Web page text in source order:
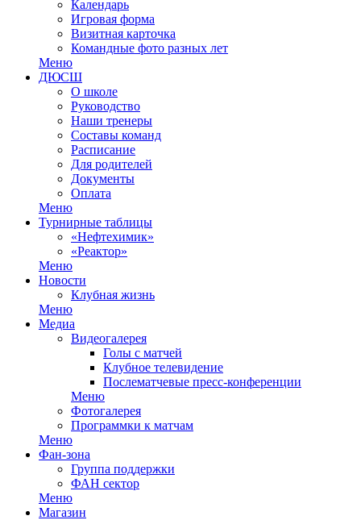
Календарь
Игровая форма
Визитная карточка
Командные фото разных лет
Меню
ДЮСШ
О школе
Руководство
Наши тренеры
Составы команд
Расписание
Для родителей
Документы
Оплата
Меню
Турнирные таблицы
«Нефтехимик»
«Реактор»
Меню
Новости
Клубная жизнь
Меню
Медиа
Видеогалерея
Голы с матчей
Клубное телевидение
Послематчевые пресс-конференции
Меню
Фотогалерея
Программки к матчам
Меню
Фан-зона
Группа поддержки
ФАН сектор
Меню
Магазин